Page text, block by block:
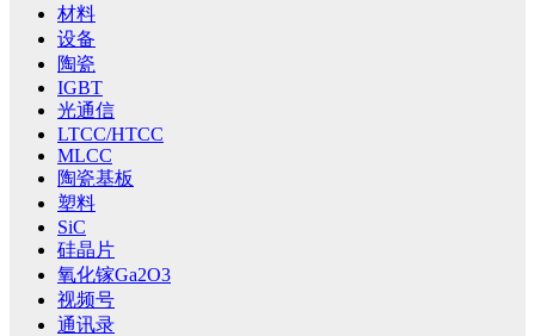
材料
设备
陶瓷
IGBT
光通信
LTCC/HTCC
MLCC
陶瓷基板
塑料
SiC
硅晶片
氧化镓Ga2O3
视频号
通讯录